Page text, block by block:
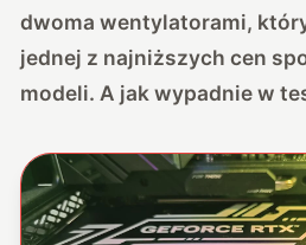
dwoma wentylatorami,
jednej z najniższych cen
modeli. A jak wypadnie w